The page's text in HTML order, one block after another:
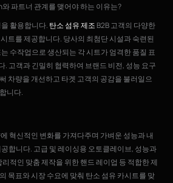
파트너 관계를 맺어야 하는 이유는?
활용합니다. 탄소 섬유 제조 B2B 고객의 다양한
트를 제공합니다. 당사의 최첨단 시설과 숙련된
수작업으로 생산되는 각 시트가 엄격한 품질 표
. 고객과 긴밀히 협력하여 브랜드 비전, 성능 요구
차량을 개선하고 타겟 고객의 공감을 불러일으
니다.
혁신적인 변화를 가져다주며 가벼운 성능과 내
합니다. 고급 및 레이싱용 오토클레이브, 성능과
적인 맞춤 제작을 위한 핸드 레이업 등 적합한 제
목표와 시장 수요에 맞춰 탄소 섬유 카시트를 맞